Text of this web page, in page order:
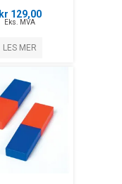
kr 129,00
Eks. MVA
LES MER